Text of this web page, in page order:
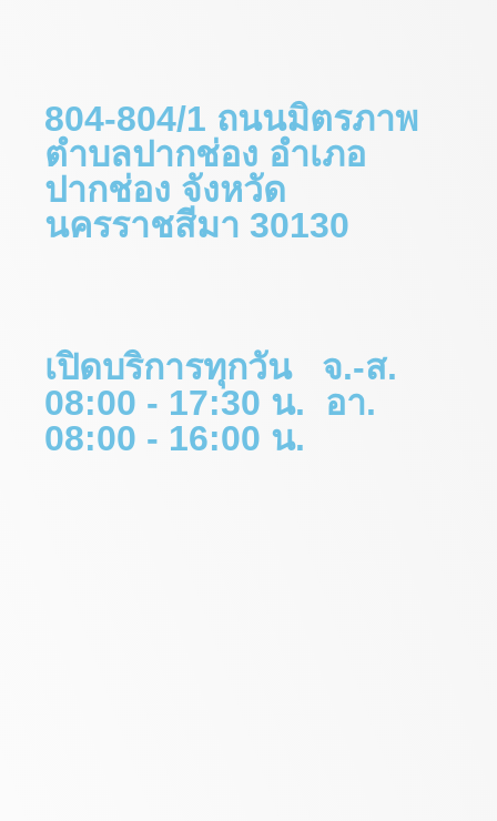
804-804/1 ถนนมิตรภาพ
ตำบลปากช่อง อำเภอ
ปากช่อง จังหวัด
นครราชสีมา 30130
เปิดบริการทุกวัน จ.-ส.
08:00 - 17:30 น. อา.
08:00 - 16:00 น.